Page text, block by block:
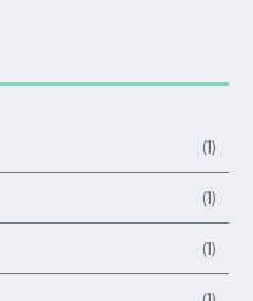
(1)
(1)
(1)